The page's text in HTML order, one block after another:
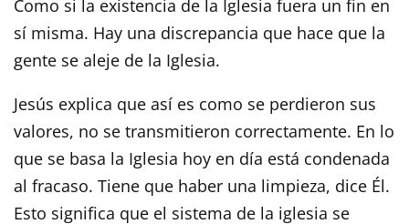
Como si la existencia de la Iglesia fuera un fin en
sí misma. Hay una discrepancia que hace que la
gente se aleje de la Iglesia.
Jesús explica que así es como se perdieron sus
valores, no se transmitieron correctamente. En lo
que se basa la Iglesia hoy en día está condenada
al fracaso. Tiene que haber una limpieza, dice Él.
Esto significa que el sistema de la iglesia se